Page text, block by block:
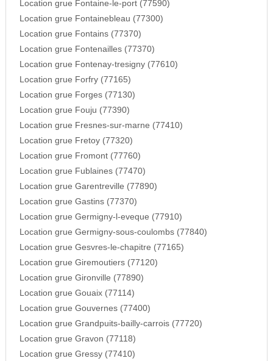
Location grue Fontaine-le-port (77590)
Location grue Fontainebleau (77300)
Location grue Fontains (77370)
Location grue Fontenailles (77370)
Location grue Fontenay-tresigny (77610)
Location grue Forfry (77165)
Location grue Forges (77130)
Location grue Fouju (77390)
Location grue Fresnes-sur-marne (77410)
Location grue Fretoy (77320)
Location grue Fromont (77760)
Location grue Fublaines (77470)
Location grue Garentreville (77890)
Location grue Gastins (77370)
Location grue Germigny-l-eveque (77910)
Location grue Germigny-sous-coulombs (77840)
Location grue Gesvres-le-chapitre (77165)
Location grue Giremoutiers (77120)
Location grue Gironville (77890)
Location grue Gouaix (77114)
Location grue Gouvernes (77400)
Location grue Grandpuits-bailly-carrois (77720)
Location grue Gravon (77118)
Location grue Gressy (77410)